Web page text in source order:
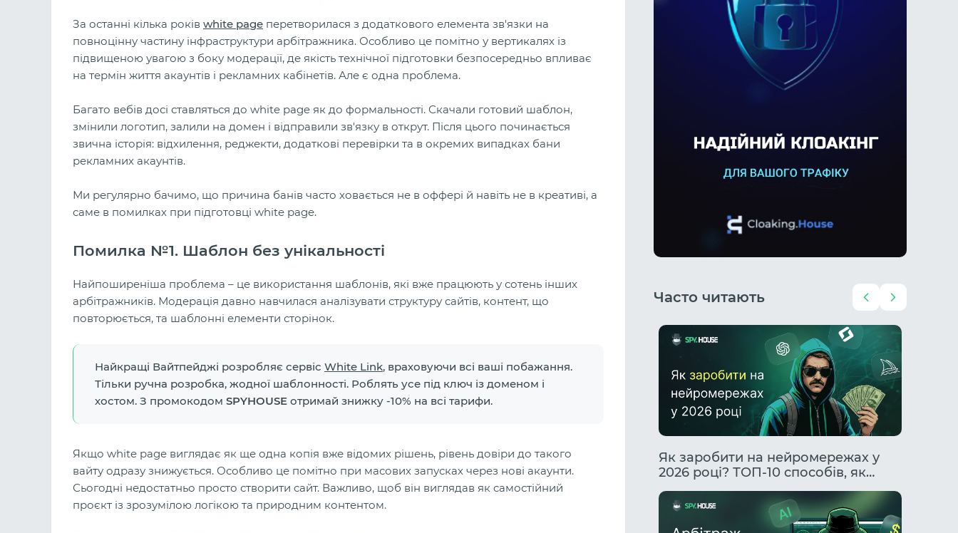
За останні кілька років white page перетворилася з додаткового елемента зв'язки на
повноцінну частину інфраструктури арбітражника. Особливо це помітно у вертикалях із
підвищеною увагою з боку модерації, де якість технічної підготовки безпосередньо впливає
на термін життя акаунтів і рекламних кабінетів. Але є одна проблема.
Багато вебів досі ставляться до white page як до формальності. Скачали готовий шаблон,
змінили логотип, залили на домен і відправили зв'язку в открут. Після цього починається
звична історія: відхилення, реджекти, додаткові перевірки та в окремих випадках бани
рекламних акаунтів.
Ми регулярно бачимо, що причина банів часто ховається не в оффері й навіть не в креативі, а
саме в помилках при підготовці white page.
Помилка №1. Шаблон без унікальності
Найпоширеніша проблема – це використання шаблонів, які вже працюють у сотень інших
арбітражників. Модерація давно навчилася аналізувати структуру сайтів, контент, що
повторюється, та шаблонні елементи сторінок.
Найкращі Вайтпейджі розробляє сервіс White Link, враховуючи всі ваші побажання.
Тільки ручна розробка, жодної шаблонності. Роблять усе під ключ із доменом і
хостом. З промокодом SPYHOUSE отримай знижку -10% на всі тарифи.
Якщо white page виглядає як ще одна копія вже відомих рішень, рівень довіри до такого
вайту одразу знижується. Особливо це помітно при масових запусках через нові акаунти.
Сьогодні недостатньо просто створити сайт. Важливо, щоб він виглядав як самостійний
проєкт із зрозумілою логікою та природним контентом.
Часто читають
Арбітраж на беттинг у 2026 році: Чи
живий ринок і скільки можна
заробити новачкові?
Як заробити на нейромережах у
2026 році? ТОП-10 способів, як
заробити за допомогою ІІ.